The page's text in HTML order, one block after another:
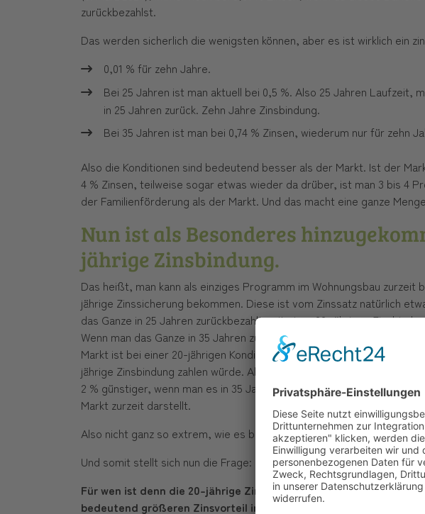
zurückbezahlst.
Das werden sicherlich die wenigsten können, aber es ist wirklich ein
0,01 % für zehn Jahre.
Bei 25 Jahren ist man aktuell bei 0,5 %. Also 25 Jahren Laufzeit,
in 25 Jahren zurück. Zehn Jahre Zinsbindung.
Bei 35 Jahren ist man bei 0,74 % Zinsen, wiederum nur für zehn
Also die Konditionen sind bedeutend besser als der Markt. Ist der
4 % Zinsen, teilweise sogar etwas wieder da drüber, ist man 3 bis 4
der Familienförderung als der Markt. Und das macht eine ganze
Nun ist als Besonderes
jährige Zinsbindung.
Das heißt, man kann als einziges Programm im Wohnungsbau zurzeit
jährige Zinssicherung bekommen. Diese ist vom Zinssatz natürlich
das Ganze in 25 Jahren zurückbezahlt, mit einer 20-jährigen
Wenn man das Ganze in 35 Jahren zurückbezahlt, liegt man bei 2,9 %.
Markt ist bei einer 20-jährigen Kondition zurzeit so bei 4,3 bis 4,4 %,
jährige Zinsbindung zahlen würde. Also man ist, wenn man es schnell
2 % günstiger, wenn man es in 35 Jahren zurückbezahlt, ungefähr 1,4
Markt zurzeit darstellt.
Also nicht ganz so extrem, wie es bei der 10-jährigen Zinsbindung ist.
Und somit stellt sich nun die Frage:
Für wen ist denn die 20-jährige Zinsbindung sinnvoll und wer
bedeutend größeren Zinsvorteil in der 10-jährigen Zinsbindung